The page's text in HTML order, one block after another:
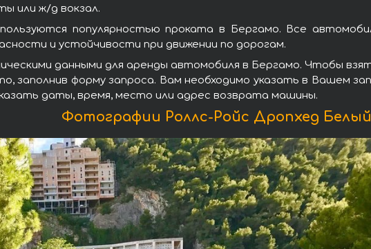
или ж/д вокзал.
популярностью проката в Бергамо. Все
и устойчивости при движении по дорогам.
данными для аренды автомобиля в Бергамо. Чтобы
заполнив форму запроса. Вам необходимо указать в Вашем
даты, время, место или адрес возврата машины.
Фотографии Роллс-Ройс Дропхед